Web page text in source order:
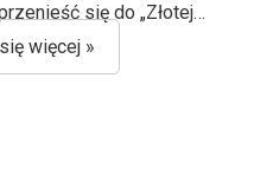
się do „Złotej…
więcej »